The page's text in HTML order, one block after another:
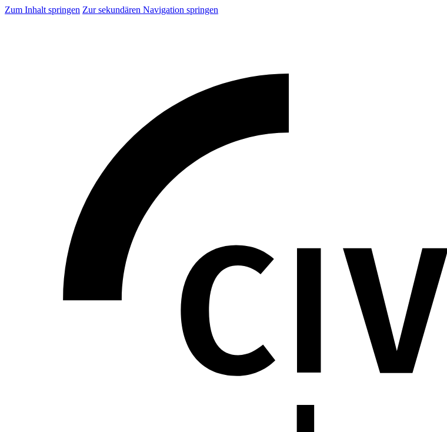
Zum Inhalt springen Zur sekundären Navigation springen